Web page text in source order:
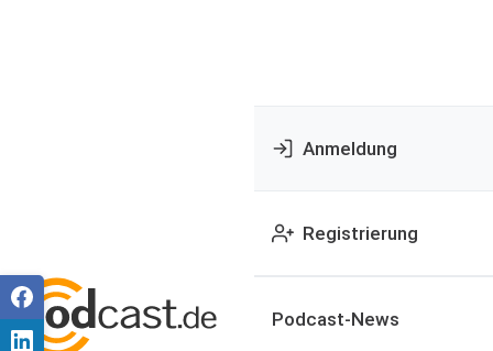
Anmeldung
Registrierung
Podcast-News